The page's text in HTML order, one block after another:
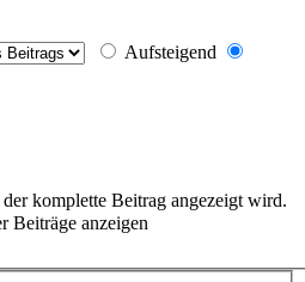
Aufsteigend
komplette Beitrag angezeigt wird.
Beiträge anzeigen